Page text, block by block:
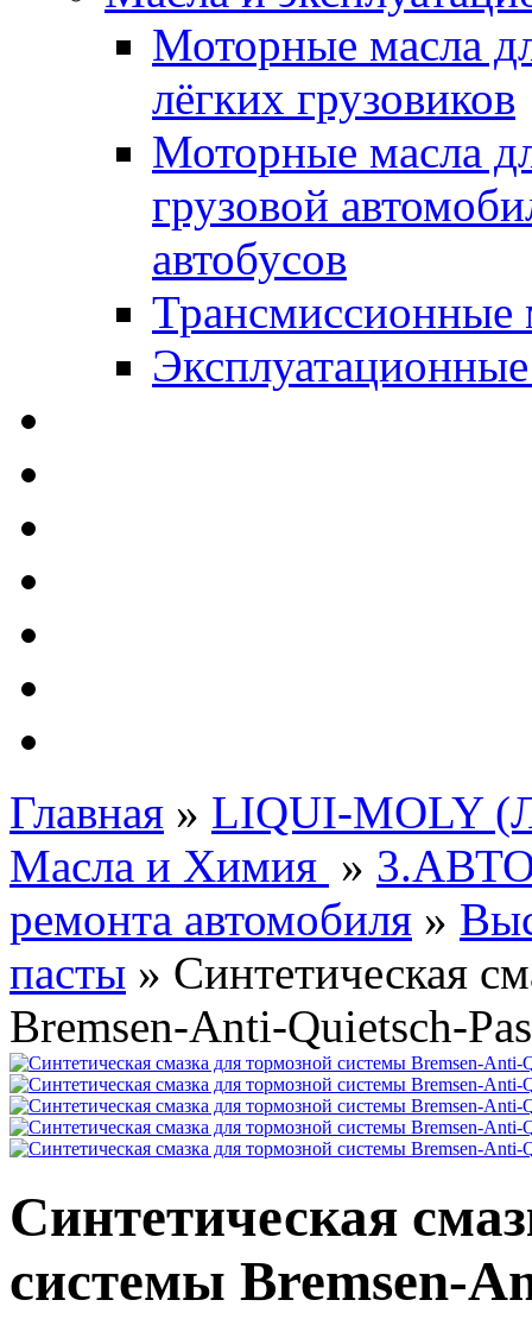
Моторные масла
лёгких грузовиков
Моторные масла
грузовой
автобусов
Трансмиссионные
Главная » LIQUI-MOLY
Масла и Химия »
ремонта автомобиля »
пасты » Синтетическая
Bremsen-Anti-Quietsch-
Синтетическая
системы Bremsen-